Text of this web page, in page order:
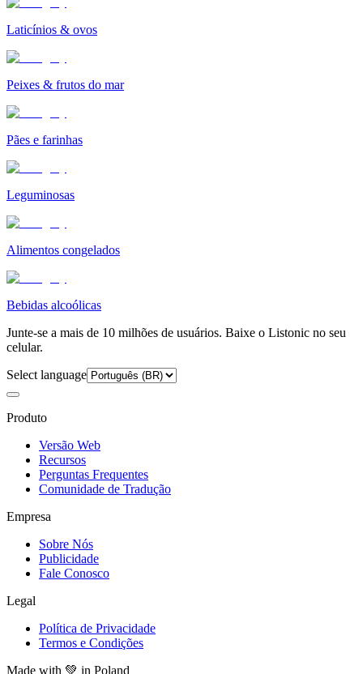
Laticínios & ovos
Peixes & frutos do mar
Pães e farinhas
Leguminosas
Alimentos congelados
Bebidas alcoólicas
Junte-se a mais de 10 milhões de usuários. Baixe o Listonic no seu
celular.
Select language
Produto
Versão Web
Recursos
Perguntas Frequentes
Comunidade de Tradução
Empresa
Sobre Nós
Publicidade
Fale Conosco
Legal
Política de Privacidade
Termos e Condições
Made with 💚 in Poland